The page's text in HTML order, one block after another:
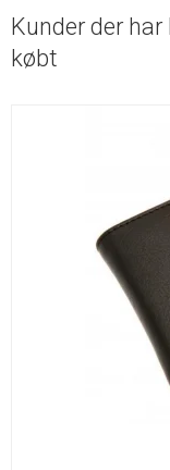
Kunder der
købt